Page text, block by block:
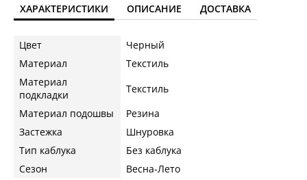
ХАРАКТЕРИСТИКИ ОПИСАНИЕ ДОСТАВКА
Цвет
Черный
Материал
Текстиль
Материал
подкладки
Текстиль
Материал подошвы
Резина
Застежка
Шнуровка
Тип каблука
Без каблука
Сезон
Весна-Лето